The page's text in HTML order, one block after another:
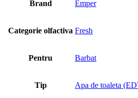
Brand Emper
Categorie olfactiva Fresh
Pentru Barbat
Tip Apa de toaleta